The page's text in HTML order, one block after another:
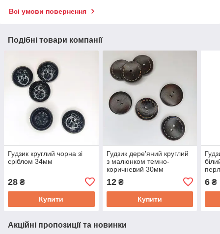
Всі умови повернення
Подібні товари компанії
Гудзик круглий чорна зі
сріблом 34мм
28 ₴
Купити
Гудзик дере'яний круглий
з малюнком темно-
коричневий 30мм
12₴
Купити
6 ₴
Акційні пропозиції та новинки